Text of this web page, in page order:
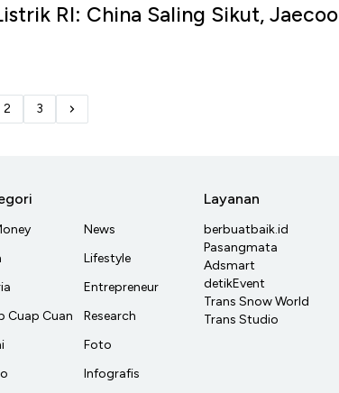
RI: China Saling Sikut, Jaecoo
2 3
Cuap Cuan
News
Lifestyle
Entrepreneur
Research
Foto
Infografis
Layanan
berbuatbaik.id
Pasangmata
Adsmart
detikEvent
Trans Snow World
Trans Studio